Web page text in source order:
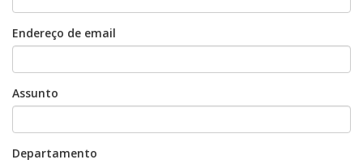
Endereço de email
Assunto
Departamento